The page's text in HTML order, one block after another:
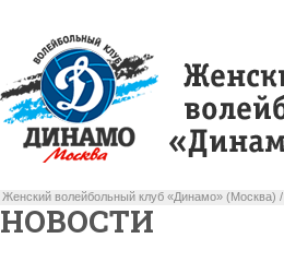
Женский волейбольный клуб «Динамо» (Москва) /
НОВОСТИ